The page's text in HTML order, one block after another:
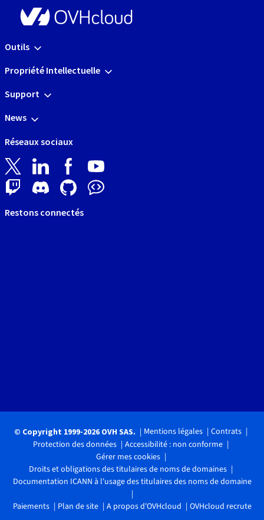
Outils
Propriété Intellectuelle
Support
News
Réseaux sociaux
Restons connectés
© Copyright 1999-2026 OVH SAS. Mentions légales
Contrats
Protection des données
Accessibilité : non conforme
Gérer mes cookies
Droits et obligations des titulaires de noms de domaines
Documentation ICANN à l'usage des titulaires des noms de domaine
Paiements Plan de site A propos d'OVHcloud OVHcloud recrute